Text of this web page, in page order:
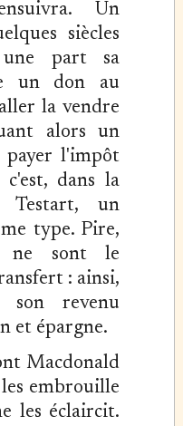
Un
siècles
part sa
un don au
la vendre
alors un
payer l'impôt
dans la
Testart, un
type. Pire,
ne sont le
: ainsi,
son revenu
et épargne.
Macdonald
les embrouille
les éclaircit.